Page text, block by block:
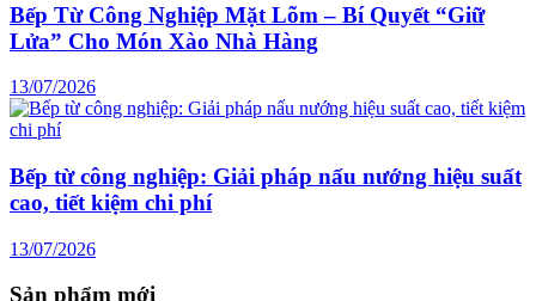
Bếp Từ Công Nghiệp Mặt Lõm – Bí Quyết “Giữ
Lửa” Cho Món Xào Nhà Hàng
13/07/2026
Bếp từ công nghiệp: Giải pháp nấu nướng hiệu suất
cao, tiết kiệm chi phí
13/07/2026
Sản phẩm mới